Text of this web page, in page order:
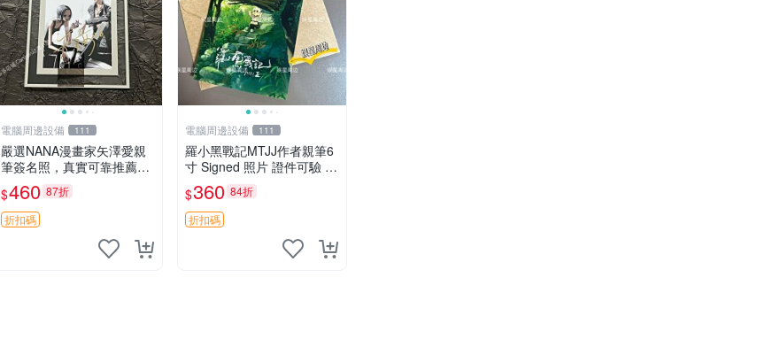
電腦周邊設備 111
嚴選NANA漫畫家矢澤愛親
筆簽名照，真實可靠推薦收
藏 簽名活動現場親筆親簽
矢澤愛限量作品 信賴保證
收藏佳品
$460 87折
折扣碼
電腦周邊設備 111
羅小黑戰記MTJJ作者親筆6
寸 Signed 照片 證件可驗 媒
體友人提供 羅小黑戰記 MT
JJ 署名 照片 宣傳活動 直營
店
$360 84折
折扣碼